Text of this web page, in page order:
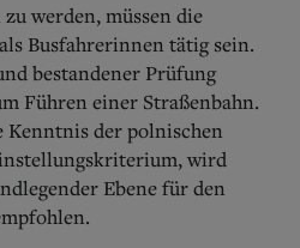
werden, müssen die
Busfahrerinnen tätig sein.
bestandener Prüfung
Führen einer Straßenbahn.
Kenntnis der polnischen
wird
Ebene für den